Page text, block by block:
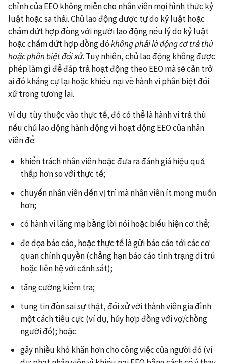
chỉnh của EEO không miễn cho nhân viên mọi hình thức kỷ
luật hoặc sa thải. Chủ lao động được tự do kỷ luật hoặc
chấm dứt hợp đồng với người lao động nếu lý do kỷ luật
hoặc chấm dứt hợp đồng đókhông phải là động cơ trả thù
hoặc phân biệt đối xử. Tuy nhiên, chủ lao động không được
phép làm gì để đáp trả hoạt động theo EEO mà sẽ cản trở
ai đó kháng cự lại hoặc khiếu nại về hành vi phân biệt đối
xử trong tương lai.
Ví dụ: tùy thuộc vào thực tế, đó có thể là hành vi trả thù
nếu chủ lao động hành động vì hoạt động EEO của nhân
viên để:
khiển trách nhân viên hoặc đưa ra đánh giá hiệu quả
thấp hơn so với thực tế;
chuyển nhân viên đến vị trí mà nhân viên ít mong muốn
hơn;
có hành vi lăng mạ bằng lời nói hoặc biểu hiện cơ thể;
đe dọa báo cáo, hoặc thực tế là gửi báo cáo tới các cơ
quan chính quyền (chẳng hạn báo cáo tình trạng di trú
hoặc liên hệ với cảnh sát);
tăng cường kiểm tra;
tung tin đồn sai sự thật, đối xử với thành viên gia đình
một cách tiêu cực (ví dụ, hủy hợp đồng với vợ/chồng
người đó); hoặc
gây nhiều khó khăn hơn cho công việc của người đó (ví